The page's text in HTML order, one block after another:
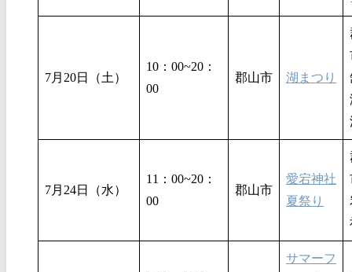
7月20日（土）
10：00~20：
00
郡山市 湖まつり
7月24日（水）
11：00~20：
00
郡山市
愛宕神社
夏祭り
サマーフ